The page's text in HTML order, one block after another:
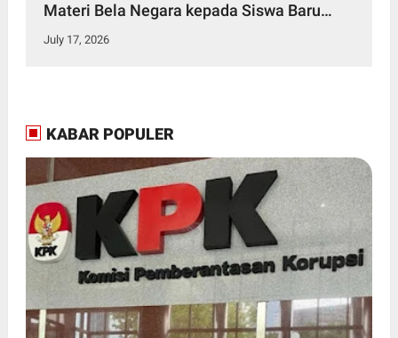
Materi Bela Negara kepada Siswa Baru
SMKN 3 Bitung dalam Kegiatan MPLS
July 17, 2026
KABAR POPULER